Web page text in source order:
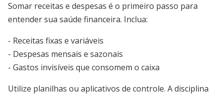
Somar receitas e despesas é o primeiro passo para
entender sua saúde financeira. Inclua:
- Receitas fixas e variáveis
- Despesas mensais e sazonais
- Gastos invisíveis que consomem o caixa
Utilize planilhas ou aplicativos de controle. A disciplina